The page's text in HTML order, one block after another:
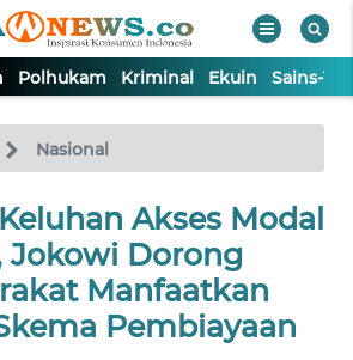
Polhukam Kriminal Ekuin Sains-
Nasional
Akses Modal
Jokowi Dorong
Manfaatkan
Pembiayaan